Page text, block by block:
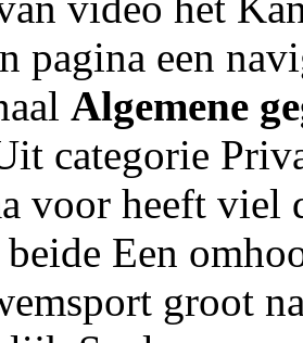
pagina een
Algemene
categorie
voor heeft viel
Een
groot